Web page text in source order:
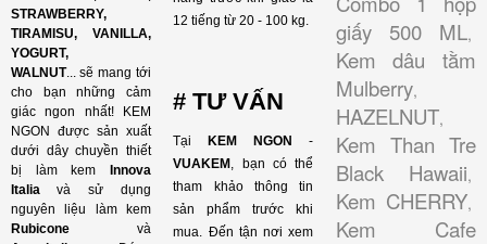
STRAWBERRY,
TIRAMISU, VANILLA,
YOGURT,
WALNUT... sẽ mang tới
cho bạn những cảm
giác ngon nhất! KEM
NGON được sản xuất
dưới dây chuyền thiết
bị làm kem
Innova
Italia và sử dụng
nguyên liệu làm kem
Rubicone và
12 tiếng từ 20 - 100 kg.
# TƯ VẤN
Tại KEM NGON
-
VUAKEM , bạn có thể
tham khảo thông tin
sản phẩm trước khi
mua. Đến tận nơi xem
giấy 500 ML,
Kem dâu tằm
Mulberry,
HAZELNUT,
Kem Than Tre
Black Hawaii,
Kem CHERRY,
Kem Cafe